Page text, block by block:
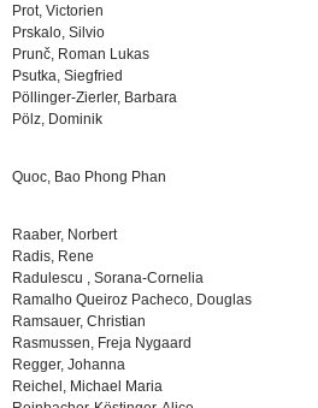
Prot, Victorien
Prskalo, Silvio
Prunč, Roman Lukas
Psutka, Siegfried
Pöllinger-Zierler, Barbara
Pölz, Dominik
Quoc, Bao Phong Phan
Raaber, Norbert
Radis, Rene
Radulescu , Sorana-Cornelia
Ramalho Queiroz Pacheco, Douglas
Ramsauer, Christian
Rasmussen, Freja Nygaard
Regger, Johanna
Reichel, Michael Maria